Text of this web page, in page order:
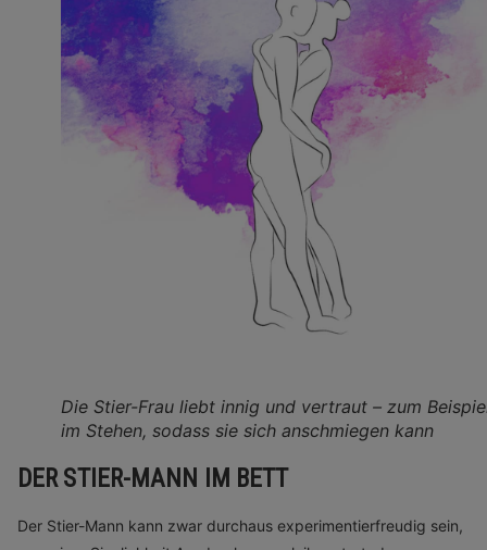
Die Stier-Frau liebt innig und vertraut – zum
im Stehen, sodass sie sich anschmiegen kann
DER STIER-MANN IM BETT
Der Stier-Mann kann zwar durchaus experimentierfreudig sein,